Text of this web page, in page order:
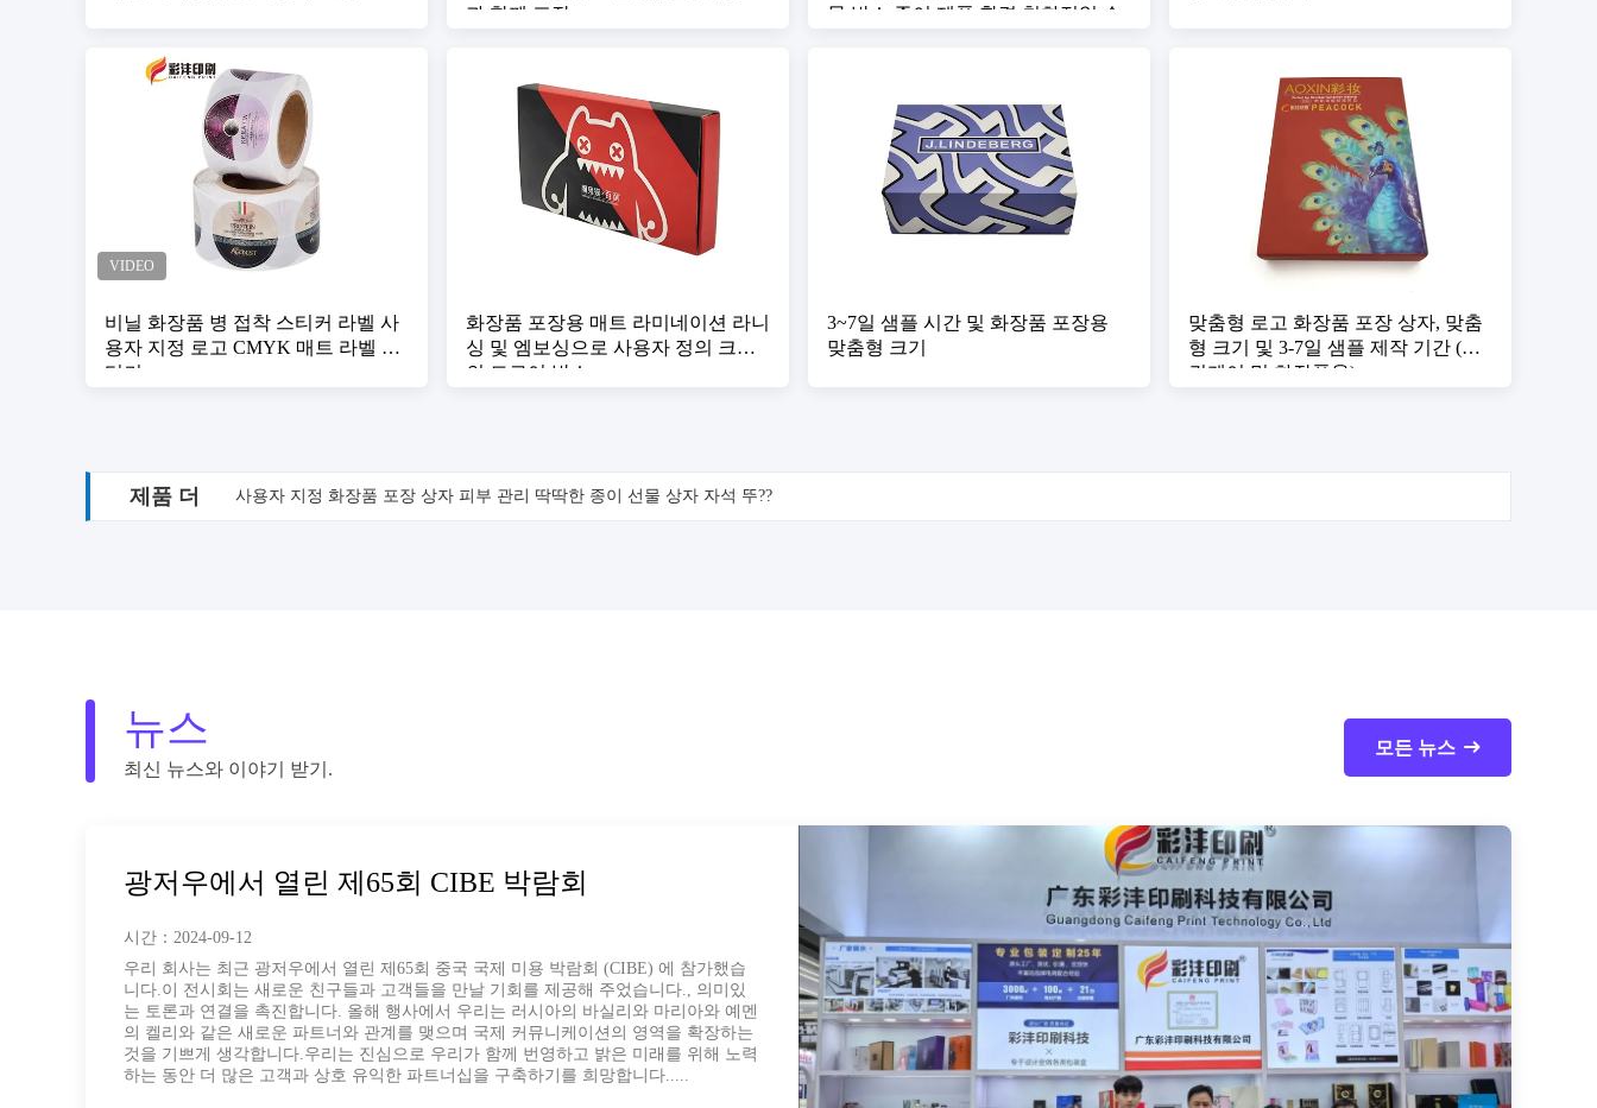
과 함께 포장
물 박스 종이 제품 환경 친화적일 수
비닐 화장품 병 접착 스티커 라벨 사
용자 지정 로고 CMYK 매트 라벨 스
티커
화장품 포장용 매트 라미네이션 라니
싱 및 엠보싱으로 사용자 정의 크기
의 드로어 박스
3~7일 샘플 시간 및 화장품 포장용
맞춤형 크기
맞춤형 로고 화장품 포장 상자, 맞춤
형 크기 및 3-7일 샘플 제작 기간 (스
킨케어 및 화장품용)
제품 더 사용자 지정 화장품 포장 상자 피부 관리 딱딱한 종이 선물 상자 자석 뚜??
뉴스
최신 뉴스와 이야기 받기.
모든 뉴스
상하이 칸톤 뷰티 페어
시간：2024-09-12
광둥 카이펜 인쇄 공장은 인쇄 산업에서 15년 이상의 경험을 가지고 있으며, 중국 포산
에 위치하고 있습니다.우리의 주요 인쇄 기계는 뉴 하이드 CP 2000 프린터와 일본 가을
산 BT-440 인쇄 등. 우리는 다국적 기업의 비즈니스 파트너가 되고 원스톱 서비스를 제
공하고자 합니다. 1) 신뢰할 수 있는 포장 솔루션을 제공2) Caifeng 인쇄 공장은 항상 비
즈니스 철학을 준수합니다 "선생님의 만족을 먼저3) 국내외 고객들을 위한 종합 포장
솔루션의 신뢰할 수 있는 공급자가 되도록 노력...